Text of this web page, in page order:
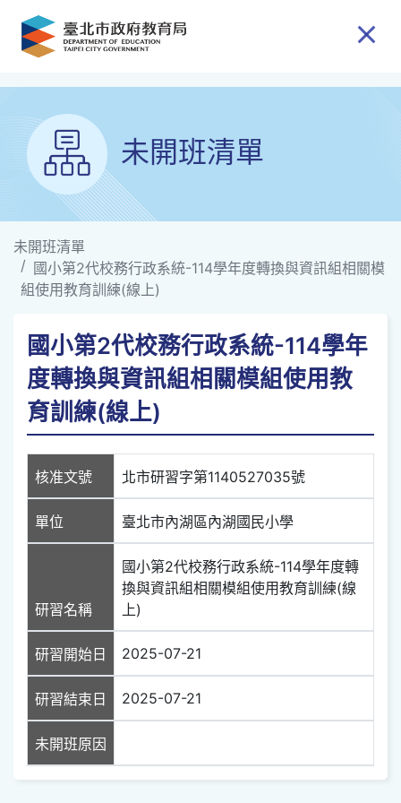
跳到主要內容
未開班清單
未開班清單
國小第2代校務行政系統-114學年度轉換與資訊組相關模
組使用教育訓練(線上)
國小第2代校務行政系統-114學年
度轉換與資訊組相關模組使用教
育訓練(線上)
核准文號 北市研習字第1140527035號
單位 臺北市內湖區內湖國民小學
研習名稱
國小第2代校務行政系統-114學年度轉
換與資訊組相關模組使用教育訓練(線
上)
研習開始日 2025-07-21
研習結束日 2025-07-21
未開班原因